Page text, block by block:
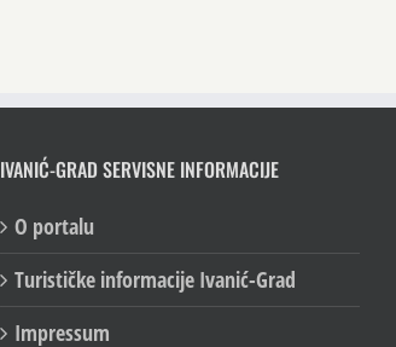
IVANIĆ-GRAD SERVISNE INFORMACIJE
O portalu
Turističke informacije Ivanić-Grad
Impressum